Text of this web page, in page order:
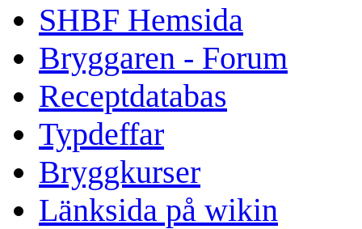
SHBF Hemsida
Bryggaren - Forum
Receptdatabas
Typdeffar
Bryggkurser
Länksida på wikin